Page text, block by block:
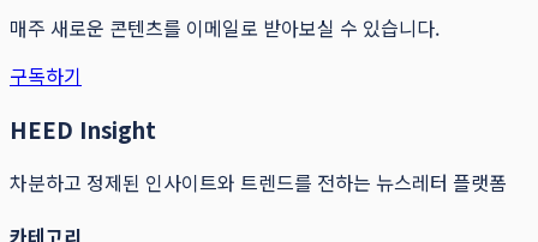
매주 새로운 콘텐츠를 이메일로 받아보실 수 있습니다.
구독하기
HEED Insight
차분하고 정제된 인사이트와 트렌드를 전하는 뉴스레터 플랫폼
카테고리